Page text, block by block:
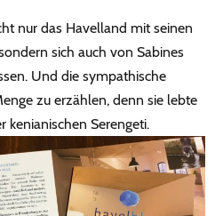
nur das Havelland mit seinen
sich auch von Sabines
Und die sympathische
zu erzählen, denn sie lebte
kenianischen Serengeti.